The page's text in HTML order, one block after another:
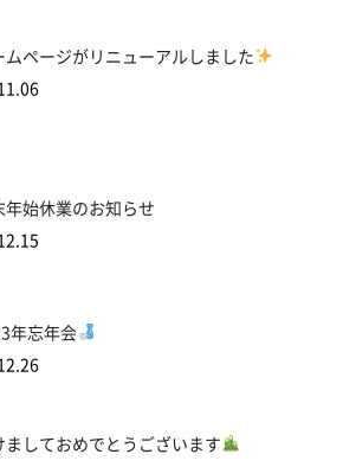
ムページがリニューアルしました
年始休業のお知らせ
年忘年会
ましておめでとうございます